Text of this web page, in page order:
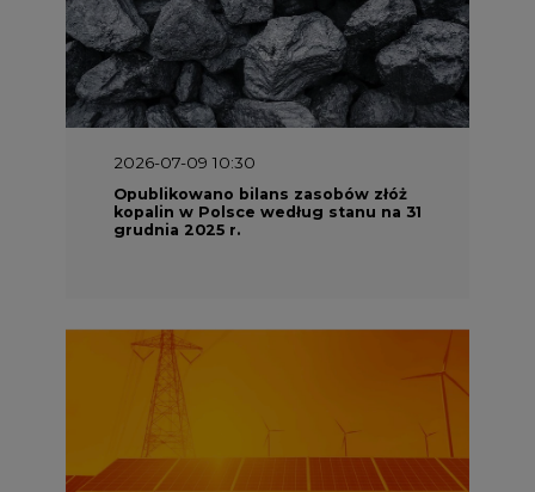
2026-07-09 10:30
Opublikowano bilans zasobów złóż
kopalin w Polsce według stanu na 31
grudnia 2025 r.